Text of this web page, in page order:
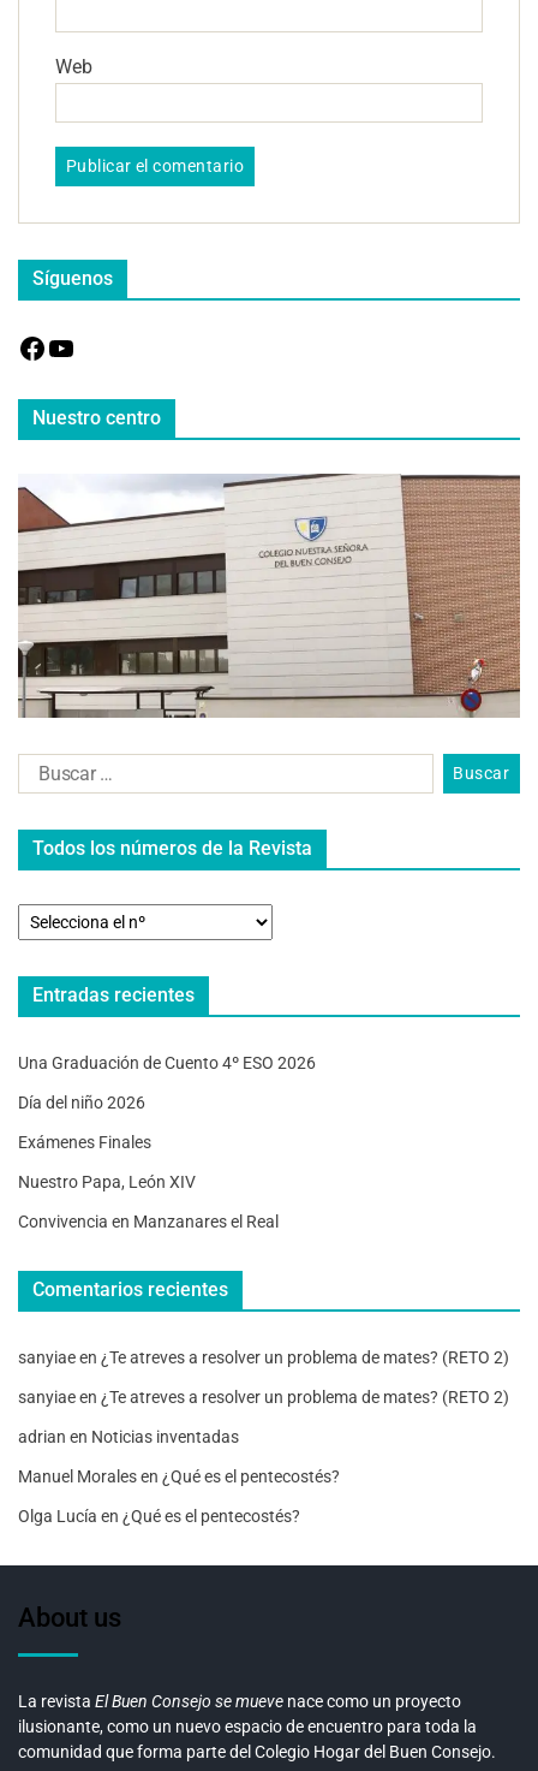
Web
Síguenos
Nuestro centro
Todos los números de la Revista
Entradas recientes
Una Graduación de Cuento 4º ESO 2026
Día del niño 2026
Exámenes Finales
Nuestro Papa, León XIV
Convivencia en Manzanares el Real
Comentarios recientes
sanyiaeen ¿Te atreves a resolver un problema de mates? (RETO 2)
sanyiaeen ¿Te atreves a resolver un problema de mates? (RETO 2)
adrian en Noticias inventadas
Manuel Moralesen ¿Qué es el pentecostés?
Olga Lucía en ¿Qué es el pentecostés?
About us
La revista El Buen Consejo se mueve nace como un proyecto
ilusionante, como un nuevo espacio de encuentro para toda la
comunidad que forma parte del Colegio Hogar del Buen Consejo.